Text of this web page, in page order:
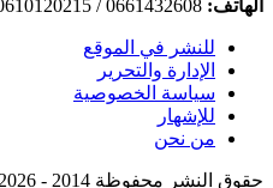
الهاتف: 0661432608 / 0610120215
للنشر في الموقع
الإدارة والتحرير
سياسة الخصوصية
للإشهار
من نحن
حقوق النشر محفوظة 2014 - 2026 © راديو تطوان